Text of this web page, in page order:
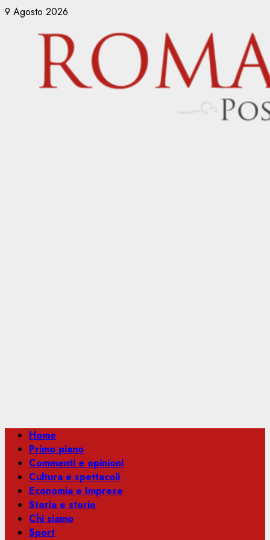
Vai
contenuto
9 Agosto 2026
Menu
principale
Home
Primo piano
Commenti e opinioni
Cultura e spettacoli
Economia e Imprese
Storia e storie
Chi siamo
Sport